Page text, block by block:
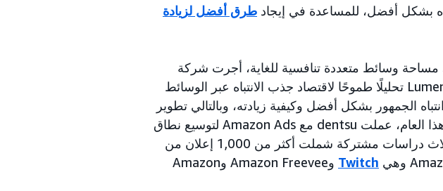
بشكل أفضل، للمساعدة في إيجاد طرق أفضل لزيادة
مساحة وسائط متعددة تنافسية للغاية، أجرت شركة
dentsu وشركة الأبحاث التابعة لطرف خارجي Lumen تحليلًا طموحًا لاقتصاد جذب الانتباه عبر الوسائط
الجمهور بشكل أفضل وكيفية زيادته، وبالتالي تطوير
. هذا العام، عملت dentsu مع Amazon Ads لتوسيع نطاق
عملها لأول مرة في وسائط البث، حيث أجرت ثلاث دراسات مشتركة شملت أكثر من 1,000 إعلان من
Twitch
وAmazon Freevee وAmazon